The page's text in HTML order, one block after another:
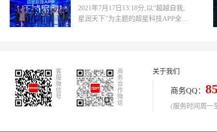
2021年7月17日13:18分,以“超越自我,
星润天下”为主题的超星科技APP全球
客
服
微
信
号
商
务
合
作
微
信
关于我们
商务QQ：
(服务时间周一